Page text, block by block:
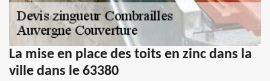
La mise en place des toits en zinc dans la
ville dans le 63380